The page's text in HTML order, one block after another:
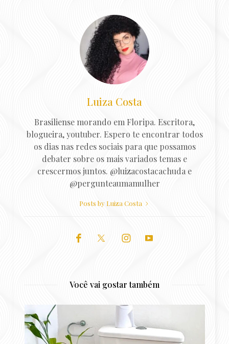
Luiza Costa
Brasiliense morando em Floripa. Escritora,
blogueira, youtuber. Espero te encontrar todos
os dias nas redes sociais para que possamos
debater sobre os mais variados temas e
crescermos juntos. @luizacostacachuda e
@pergunteaumamulher
Posts by Luiza Costa
Você vai gostar também